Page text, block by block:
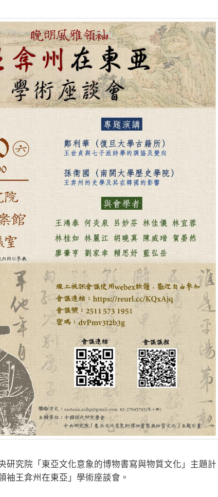
研究院「東亞文化意象的博物書寫與物質文化」主題計
袖王弇州在東亞」學術座談會。